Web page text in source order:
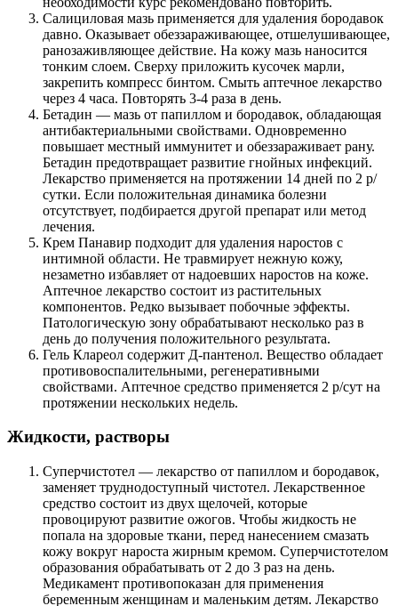
Салициловая мазь применяется для удаления бородавок
давно. Оказывает обеззараживающее, отшелушивающее,
ранозаживляющее действие. На кожу мазь наносится
тонким слоем. Сверху приложить кусочек марли,
закрепить компресс бинтом. Смыть аптечное лекарство
через 4 часа. Повторять 3-4 раза в день.
Бетадин — мазь от папиллом и бородавок, обладающая
антибактериальными свойствами. Одновременно
повышает местный иммунитет и обеззараживает рану.
Бетадин предотвращает развитие гнойных инфекций.
Лекарство применяется на протяжении 14 дней по 2 р/
сутки. Если положительная динамика болезни
отсутствует, подбирается другой препарат или метод
лечения.
Крем Панавир подходит для удаления наростов с
интимной области. Не травмирует нежную кожу,
незаметно избавляет от надоевших наростов на коже.
Аптечное лекарство состоит из растительных
компонентов. Редко вызывает побочные эффекты.
Патологическую зону обрабатывают несколько раз в
день до получения положительного результата.
Гель Клареол содержит Д-пантенол. Вещество обладает
противовоспалительными, регенеративными
свойствами. Аптечное средство применяется 2 р/сут на
протяжении нескольких недель.
Жидкости, растворы
Суперчистотел — лекарство от папиллом и бородавок,
заменяет труднодоступный чистотел. Лекарственное
средство состоит из двух щелочей, которые
провоцируют развитие ожогов. Чтобы жидкость не
попала на здоровые ткани, перед нанесением смазать
кожу вокруг нароста жирным кремом. Суперчистотелом
образования обрабатывать от 2 до 3 раз на день.
Медикамент противопоказан для применения
беременным женщинам и маленьким детям. Лекарство